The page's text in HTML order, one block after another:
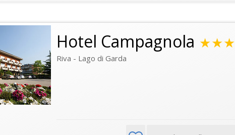
Hotel Campagnola ★★★
Riva - Lago di Garda